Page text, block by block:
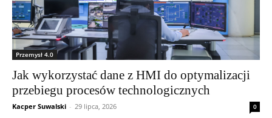
Przemysł 4.0
Jak wykorzystać dane z HMI do optymalizacji
przebiegu procesów technologicznych
Kacper Suwalski - 29 lipca, 2026 0